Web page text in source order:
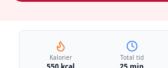
Kalorier Total tid